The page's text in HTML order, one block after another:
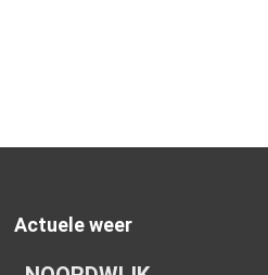
Actuele weer